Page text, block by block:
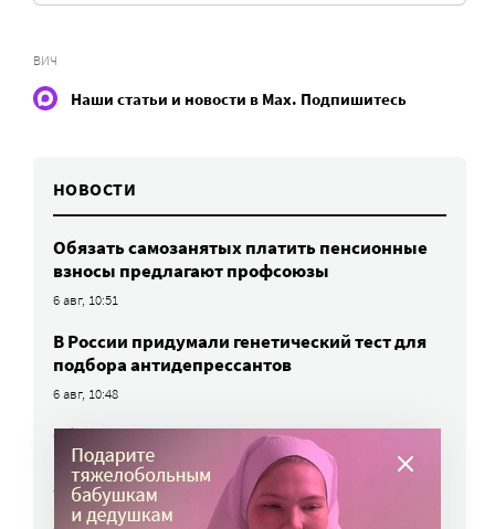
ВИЧ
Наши статьи и новости в Max. Подпишитесь
НОВОСТИ
Обязать самозанятых платить пенсионные
взносы предлагают профсоюзы
6 авг, 10:51
В России придумали генетический тест для
подбора антидепрессантов
6 авг, 10:48
Сборы в школу подорожали, но остались
в рамках инфляции
5 авг, 17:37